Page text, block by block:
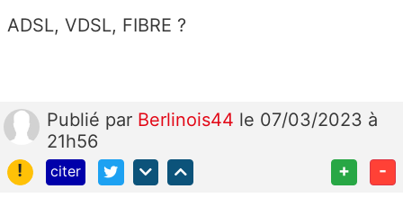
ADSL, VDSL, FIBRE ?
Publié par Berlinois44 le 07/03/2023 à
21h56
!
citer + -